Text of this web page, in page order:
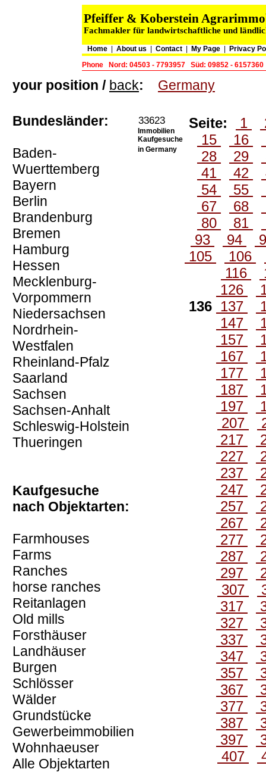
Pfeiffer & Koberstein
Fachmakler für landwirtschaftliche und
Home About us Contact My Page
Privacy
Phone
Nord: 04503 - 7793957 Süd: 09852 - 6157360
your position / back: Germany
Bundesländer:
Baden-
Wuerttemberg
Bayern
Berlin
Brandenburg
Bremen
Hamburg
Hessen
Mecklenburg-
Vorpommern
Niedersachsen
Nordrhein-
Westfalen
Rheinland-Pfalz
Saarland
Sachsen
Sachsen-Anhalt
Schleswig-Holstein
Thueringen
Kaufgesuche
nach Objektarten:
Farmhouses
Farms
Ranches
horse ranches
Reitanlagen
Old mills
Forsthäuser
Landhäuser
Burgen
Schlösser
Wälder
Grundstücke
Gewerbeimmobilien
Wohnhaeuser
Alle Objektarten
33623
Immobilien
Kaufgesuche
in Germany
Seite: 1
15
16
28
29
41
42
54
55
67
68
80
81
93
94
105
106
116
126
136 137
147
157
167
177
187
197
207
217
227
237
247
257
267
277
287
297
307
317
327
337
347
357
367
377
387
397
407